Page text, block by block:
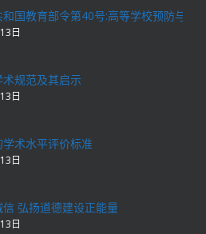
国教育部令第40号:高等学校预防与处
日
规范及其启示
日
术水平评价标准
日
信 弘扬道德建设正能量
日